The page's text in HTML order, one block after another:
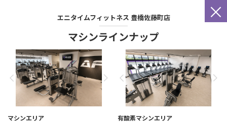
×
エニタイムフィットネス 豊橋佐藤町店
マシンラインナップ
マシンエリア 有酸素マシンエリア